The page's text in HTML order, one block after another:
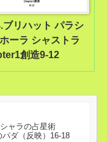
ブリハット パラシ
ーラ シャストラ
創造9-12
ャラの占星術
ダ（反映）16-18